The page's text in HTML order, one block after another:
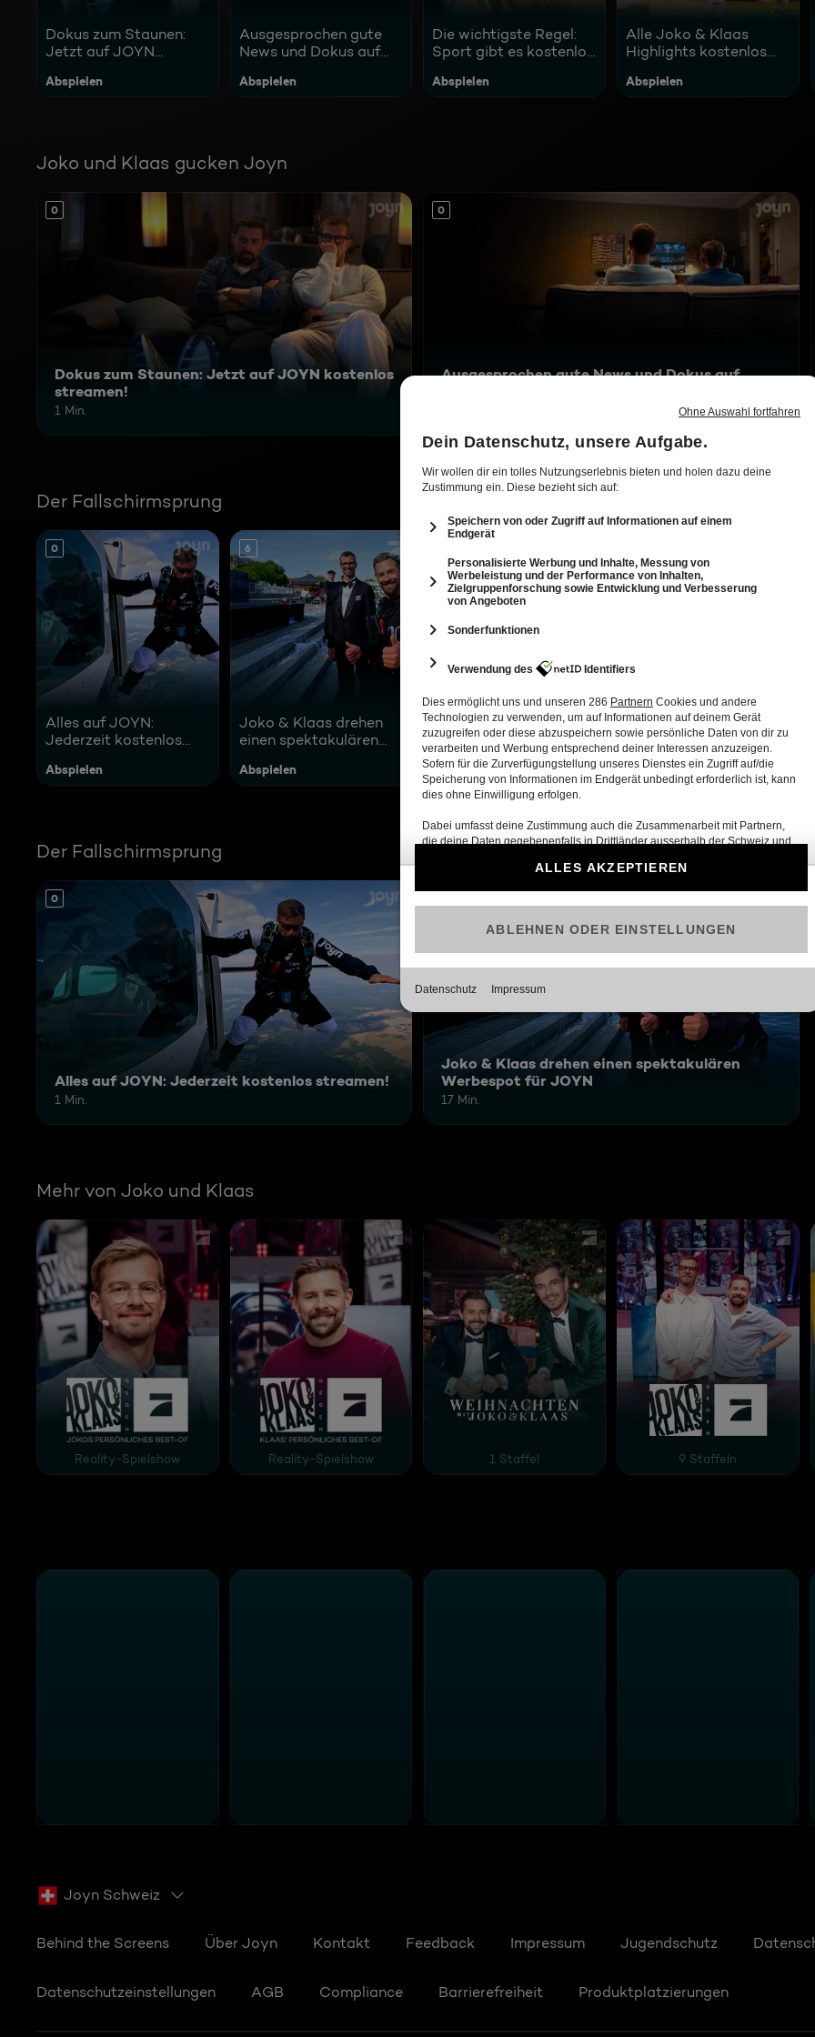
Dokus zum Staunen:
Jetzt auf JOYN
Abspielen
Ausgesprochen gute
News und Dokus auf
Abspielen
Die wichtigste Regel:
Sport gibt es kostenlos
Abspielen
Alle Joko & Klaas
Highlights kostenlos
Abspielen
Joko und Klaas gucken Joyn
0
Dokus zum Staunen: Jetzt auf JOYN kostenlos
streamen!
1 Min.
0
Ausgesprochen gute News und Dokus auf
Der Fallschirmsprung
0
Alles auf JOYN:
Jederzeit kostenlos
Abspielen
6
Joko & Klaas drehen
einen spektakulären
Abspielen
Der Fallschirmsprung
0
Alles auf JOYN: Jederzeit kostenlos streamen!
1 Min.
Joko & Klaas drehen einen spektakulären
Werbespot für JOYN
17 Min.
Mehr von Joko und Klaas
Joko & Klaas gegen ProSieben - Jokos persönliches Best-of
Reality-Spielshow
Joko und Klaas gegen ProSieben - Klaas' persönliches Best-of
Reality-Spielshow
Weihnachten mit Joko und Klaas
1 Staffel
Joko & Klaas gegen
9 Staffeln
Joyn Schweiz
Behind the Screens Über Joyn Kontakt Feedback Impressum Jugendschutz
Datenschutzeinstellungen AGB Compliance Barrierefreiheit Produktplatzierungen